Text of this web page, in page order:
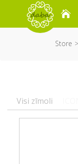
Store
Visi zīmoli